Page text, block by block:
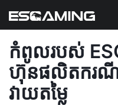
កំពូលរបស់
ហ៊ុនផលិតករណី
វាយតម្លៃ